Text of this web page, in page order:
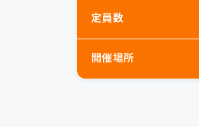
定員数
開催場所